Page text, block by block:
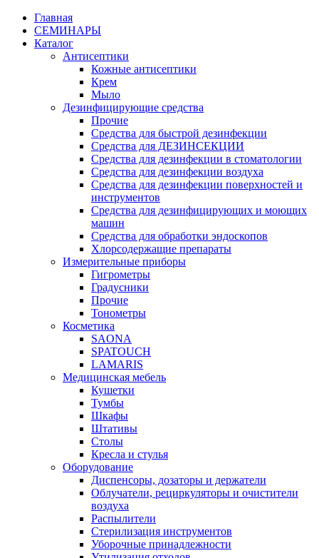
Главная
СЕМИНАРЫ
Каталог
Антисептики
Кожные антисептики
Крем
Мыло
Дезинфицирующие средства
Прочие
Средства для быстрой дезинфекции
Средства для ДЕЗИНСЕКЦИИ
Средства для дезинфекции в стоматологии
Средства для дезинфекции воздуха
Средства для дезинфекции поверхностей и
инструментов
Средства для дезинфицирующих и моющих
машин
Средства для обработки эндоскопов
Хлорсодержащие препараты
Измерительные приборы
Гигрометры
Градусники
Прочие
Тонометры
Косметика
SAONA
SPATOUCH
LAMARIS
Медицинская мебель
Кушетки
Тумбы
Шкафы
Штативы
Столы
Кресла и стулья
Оборудование
Диспенсоры, дозаторы и держатели
Облучатели, рециркуляторы и очистители
воздуха
Распылители
Стерилизация инструментов
Уборочные принадлежности